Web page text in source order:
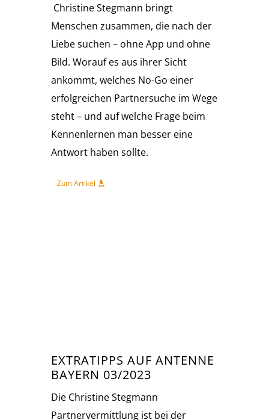
Christine Stegmann bringt
Menschen zusammen, die nach der
Liebe suchen – ohne App und ohne
Bild. Worauf es aus ihrer Sicht
ankommt, welches No-Go einer
erfolgreichen Partnersuche im Wege
steht – und auf welche Frage beim
Kennenlernen man besser eine
Antwort haben sollte.
Zum Artikel
EXTRATIPPS AUF ANTENNE
BAYERN 03/2023
Die Christine Stegmann
Partnervermittlung ist bei der